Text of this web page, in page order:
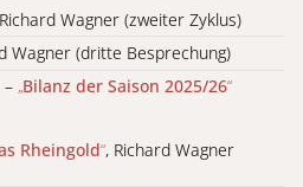
Wagner (zweiter Zyklus)
Wagner (dritte Besprechung)
– „Bilanz der Saison 2025/26“
Rheingold“, Richard Wagner